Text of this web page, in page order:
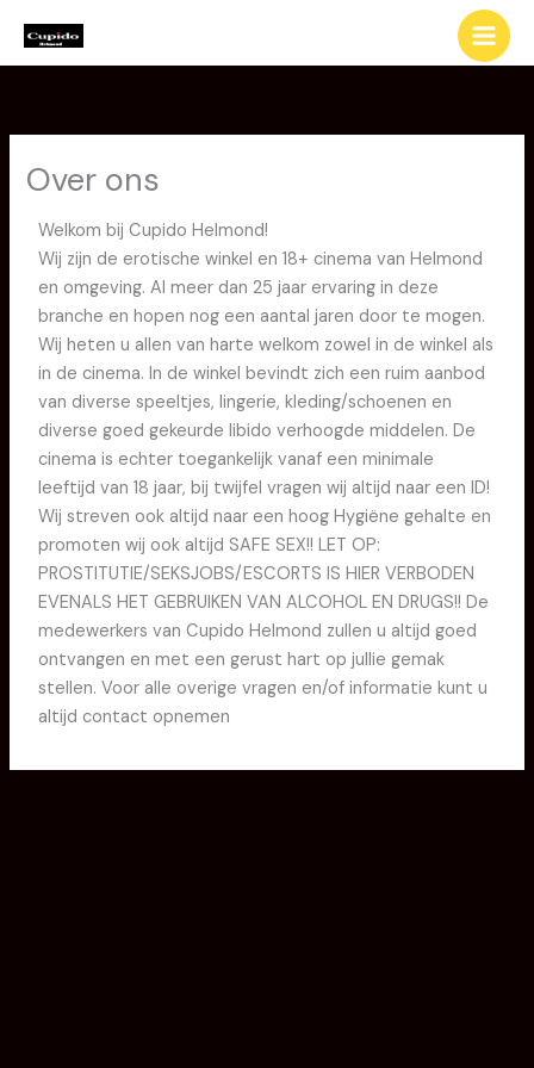
naar
de
Over ons
Welkom bij Cupido Helmond!
Wij zijn de erotische winkel en 18+ cinema van Helmond
en omgeving. Al meer dan 25 jaar ervaring in deze
branche en hopen nog een aantal jaren door te mogen.
Wij heten u allen van harte welkom zowel in de winkel als
in de cinema. In de winkel bevindt zich een ruim aanbod
van diverse speeltjes, lingerie, kleding/schoenen en
diverse goed gekeurde libido verhoogde middelen. De
cinema is echter toegankelijk vanaf een minimale
leeftijd van 18 jaar, bij twijfel vragen wij altijd naar een ID!
Wij streven ook altijd naar een hoog Hygiëne gehalte en
promoten wij ook altijd SAFE SEX!! LET OP:
PROSTITUTIE/SEKSJOBS/ESCORTS IS HIER VERBODEN
EVENALS HET GEBRUIKEN VAN ALCOHOL EN DRUGS!! De
medewerkers van Cupido Helmond zullen u altijd goed
ontvangen en met een gerust hart op jullie gemak
stellen. Voor alle overige vragen en/of informatie kunt u
altijd contact opnemen